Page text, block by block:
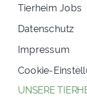
Tierheim Jobs
Datenschutz
Impressum
Cookie-
UNSERE